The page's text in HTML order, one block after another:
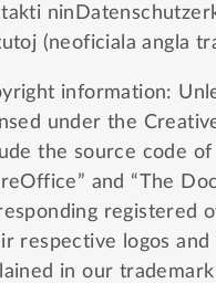
nin
(neoficiala angla
information:
under the
the source code
and “The
registered
respective logos
in our